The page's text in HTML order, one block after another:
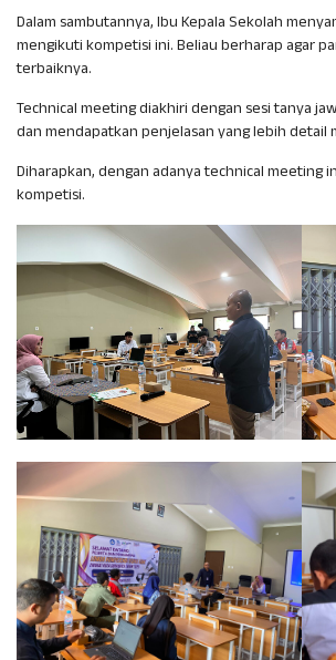
Dalam sambutannya, Ibu Kepala Sekolah
mengikuti kompetisi ini. Beliau berharap agar
terbaiknya.
Technical meeting diakhiri dengan sesi tanya
dan mendapatkan penjelasan yang lebih detail
Diharapkan, dengan adanya technical meeting
kompetisi.